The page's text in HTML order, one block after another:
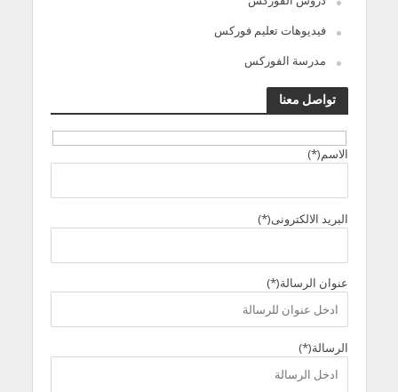
فيديوهات تعليم فوركس
مدرسة الفوركس
تواصل معنا
الاسم(*)
البريد الالكترونى(*)
عنوان الرسالة(*)
الرسالة(*)